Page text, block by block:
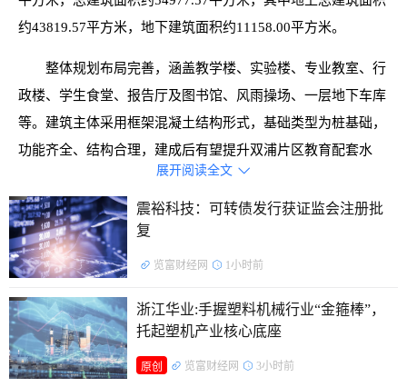
约43819.57平方米，地下建筑面积约11158.00平方米。
整体规划布局完善，涵盖教学楼、实验楼、专业教室、行
政楼、学生食堂、报告厅及图书馆、风雨操场、一层地下车库
等。建筑主体采用框架混凝土结构形式，基础类型为桩基础，
功能齐全、结构合理，建成后有望提升双浦片区教育配套水
东南网架是装配式集成建筑服务商，长期专注于钢结构主
业发展，技术积淀深厚，施工经验丰富。同时，该公司是国家
发展改革委批准的全国唯一“装配式钢结构住宅低碳技术创新
及产业化示范基地”和住建部全国首批“国家装配式建筑产业基
地”，在技术水平、施工管理、质量控制等方面处于领先地
位。
展开阅读全文 
震裕科技：可转债发行获证监会注册批
复
览富财经网 1小时前
浙江华业:手握塑料机械行业“金箍棒”，
托起塑机产业核心底座
原创 览富财经网 3小时前